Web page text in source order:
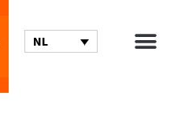
NL